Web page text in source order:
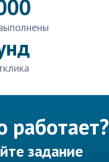
работает?
задание